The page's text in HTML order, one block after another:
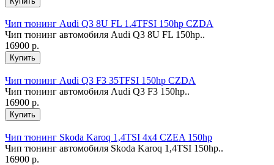
Чип тюнинг Audi Q3 8U FL 1.4TFSI 150hp CZDA
Чип тюнинг автомобиля Audi Q3 8U FL 150hp..
16900 р.
Чип тюнинг Audi Q3 F3 35TFSI 150hp CZDA
Чип тюнинг автомобиля Audi Q3 F3 150hp..
16900 р.
Чип тюнинг Skoda Karoq 1,4TSI 4x4 CZEA 150hp
Чип тюнинг автомобиля Skoda Karoq 1,4TSI 150hp..
16900 р.